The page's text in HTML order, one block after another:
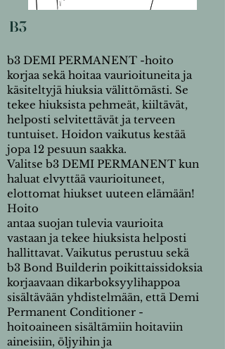
B3
b3 DEMI PERMANENT -hoito
korjaa sekä hoitaa vaurioituneita ja
käsiteltyjä hiuksia välittömästi. Se
tekee hiuksista pehmeät, kiiltävät,
helposti selvitettävät ja terveen
tuntuiset. Hoidon vaikutus kestää
jopa 12 pesuun saakka.
Valitse b3 DEMI PERMANENT kun
haluat elvyttää vaurioituneet,
elottomat hiukset uuteen elämään!
Hoito
antaa suojan tulevia vaurioita
vastaan ja tekee hiuksista helposti
hallittavat. Vaikutus perustuu sekä
b3 Bond Builderin poikittaissidoksia
korjaavaan dikarboksyylihappoa
sisältävään yhdistelmään, että Demi
Permanent Conditioner -
hoitoaineen sisältämiin hoitaviin
aineisiin, öljyihin ja